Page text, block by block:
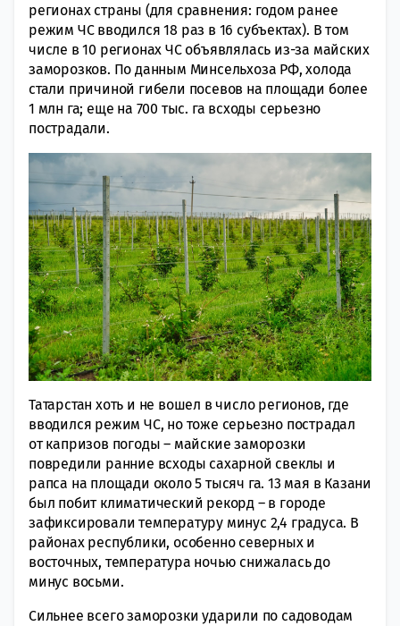
регионах страны (для сравнения: годом ранее
режим ЧС вводился 18 раз в 16 субъектах). В том
числе в 10 регионах ЧС объявлялась из-за майских
заморозков. По данным Минсельхоза РФ, холода
стали причиной гибели посевов на площади более
1 млн га; еще на 700 тыс. га всходы серьезно
пострадали.
Татарстан хоть и не вошел в число регионов, где
вводился режим ЧС, но тоже серьезно пострадал
от капризов погоды – майские заморозки
повредили ранние всходы сахарной свеклы и
рапса на площади около 5 тысяч га. 13 мая в Казани
был побит климатический рекорд – в городе
зафиксировали температуру минус 2,4 градуса. В
районах республики, особенно северных и
восточных, температура ночью снижалась до
минус восьми.
Сильнее всего заморозки ударили по садоводам